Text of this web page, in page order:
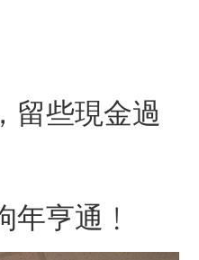
留些現金過
亨通﹗